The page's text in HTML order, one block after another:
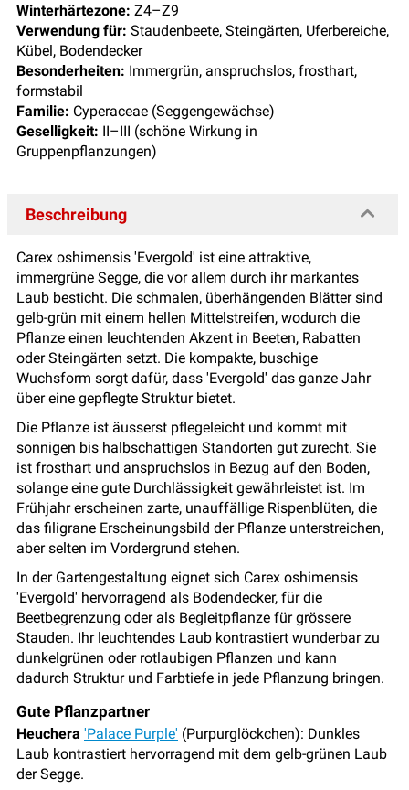
Winterhärtezone: Z4–Z9
Verwendung für: Staudenbeete, Steingärten, Uferbereiche,
Kübel, Bodendecker
Besonderheiten: Immergrün, anspruchslos, frosthart,
formstabil
Familie: Cyperaceae (Seggengewächse)
Geselligkeit: II–III (schöne Wirkung in
Gruppenpflanzungen)
Beschreibung
Carex oshimensis 'Evergold' ist eine attraktive,
immergrüne Segge, die vor allem durch ihr markantes
Laub besticht. Die schmalen, überhängenden Blätter sind
gelb-grün mit einem hellen Mittelstreifen, wodurch die
Pflanze einen leuchtenden Akzent in Beeten, Rabatten
oder Steingärten setzt. Die kompakte, buschige
Wuchsform sorgt dafür, dass 'Evergold' das ganze Jahr
über eine gepflegte Struktur bietet.
Die Pflanze ist äusserst pflegeleicht und kommt mit
sonnigen bis halbschattigen Standorten gut zurecht. Sie
ist frosthart und anspruchslos in Bezug auf den Boden,
solange eine gute Durchlässigkeit gewährleistet ist. Im
Frühjahr erscheinen zarte, unauffällige Rispenblüten, die
das filigrane Erscheinungsbild der Pflanze unterstreichen,
aber selten im Vordergrund stehen.
In der Gartengestaltung eignet sich Carex oshimensis
'Evergold' hervorragend als Bodendecker, für die
Beetbegrenzung oder als Begleitpflanze für grössere
Stauden. Ihr leuchtendes Laub kontrastiert wunderbar zu
dunkelgrünen oder rotlaubigen Pflanzen und kann
dadurch Struktur und Farbtiefe in jede Pflanzung bringen.
Gute Pflanzpartner
Heuchera 'Palace Purple' (Purpurglöckchen): Dunkles
Laub kontrastiert hervorragend mit dem gelb-grünen Laub
der Segge.